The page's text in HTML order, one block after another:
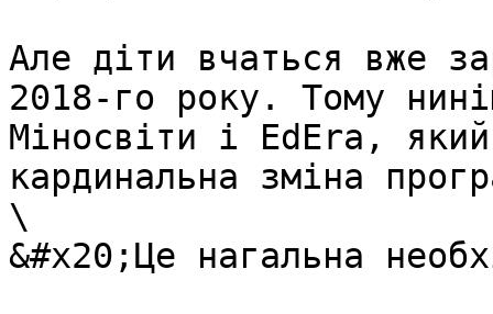
Але діти вчаться вже
2018-го року. Тому
Міносвіти і ЕdEra,
кардинальна зміна
\
&#x20;Це нагальна